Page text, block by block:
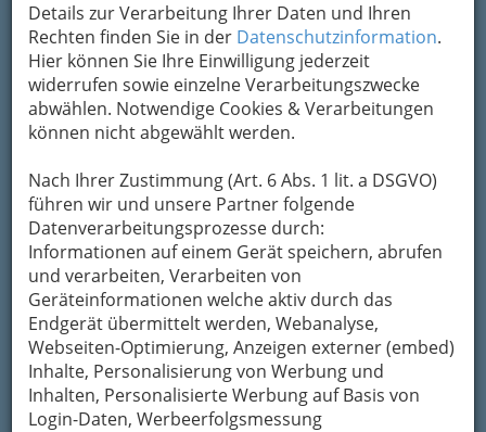
Details zur Verarbeitung Ihrer Daten und Ihren
Rechten finden Sie in der Datenschutzinformation.
Hier können Sie Ihre Einwilligung jederzeit
widerrufen sowie einzelne Verarbeitungszwecke
abwählen. Notwendige Cookies & Verarbeitungen
können nicht abgewählt werden.
Nach Ihrer Zustimmung (Art. 6 Abs. 1 lit. a DSGVO)
führen wir und unsere Partner folgende
Datenverarbeitungsprozesse durch:
Informationen auf einem Gerät speichern, abrufen
und verarbeiten, Verarbeiten von
Geräteinformationen welche aktiv durch das
Endgerät übermittelt werden, Webanalyse,
Webseiten-Optimierung, Anzeigen externer (embed)
Inhalte, Personalisierung von Werbung und
Inhalten, Personalisierte Werbung auf Basis von
Login-Daten, Werbeerfolgsmessung